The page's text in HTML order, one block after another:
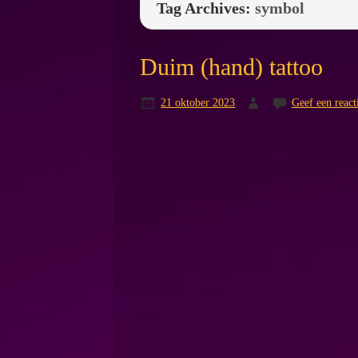
Tag Archives:symbol
Duim (hand) tattoo
21 oktober 2023 Geef een